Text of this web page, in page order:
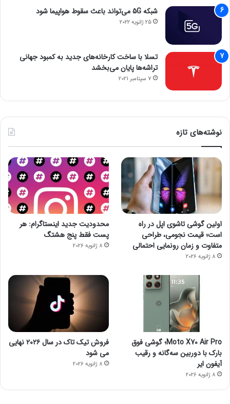
شبکه 5G می‌تواند باعث سقوط هواپیما شود
25 ژانویه 2022
تسلا با ساخت کارخانه‌های جدید به کمبود جهانی
تراشه‌ها پایان می‌بخشد
7 سپتامبر 2021
نوشته‌های تازه
اولین گوشی تاشوی اپل در راه
است؛ قیمت نجومی، طراحی
متفاوت و زمان رونمایی احتمالی
8 ژانویه 2026
محدودیت جدید اینستاگرام: هر
پست فقط پنج هشتگ
8 ژانویه 2026
Moto X70 Air Pro؛ گوشی فوق
بارک با دوربین سه‌گانه و رقیب
آیفون ایر
8 ژانویه 2026
فروش تیک تاک در سال ۲۰۲۶ نهایی
می شود
8 ژانویه 2026